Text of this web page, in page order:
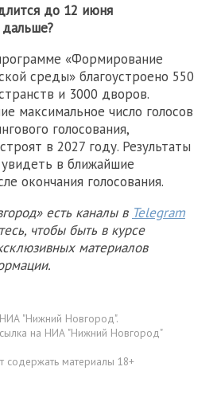
до 12 июня
«Формирование
среды» благоустроено 550
и 3000 дворов.
максимальное число голосов
голосования,
в 2027 году. Результаты
в ближайшие
окончания голосования.
есть каналы в Telegram
чтобы быть в курсе
материалов
"Нижний Новгород".
на НИА "Нижний Новгород"
содержать материалы 18+